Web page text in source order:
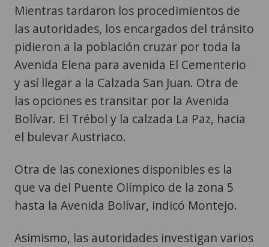
Mientras tardaron los procedimientos de
las autoridades, los encargados del tránsito
pidieron a la población cruzar por toda la
Avenida Elena para avenida El Cementerio
y así llegar a la Calzada San Juan. Otra de
las opciones es transitar por la Avenida
Bolívar. El Trébol y la calzada La Paz, hacia
el bulevar Austriaco.
Otra de las conexiones disponibles es la
que va del Puente Olímpico de la zona 5
hasta la Avenida Bolívar, indicó Montejo.
Asimismo, las autoridades investigan varios